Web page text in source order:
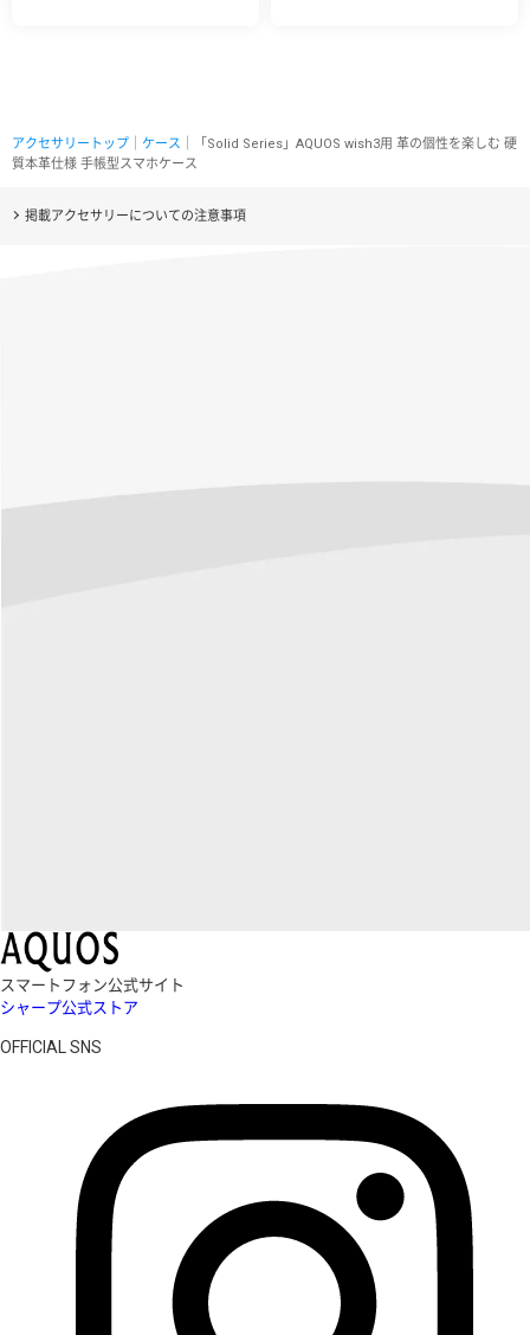
アクセサリートップ ケース ｜「Solid Series」AQUOS wish3用 革の個性を楽しむ 硬
質本革仕様 手帳型スマホケース
掲載アクセサリーについての注意事項
スマートフォン公式サイト
シャープ公式ストア
OFFICIAL SNS